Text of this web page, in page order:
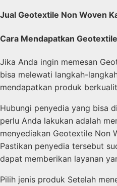
Jual Geotextile Non Woven
Cara Mendapatkan
Jika Anda ingin memesan
bisa melewati langkah-
mendapatkan produk
Hubungi penyedia yang bisa
perlu Anda lakukan adalah
menyediakan Geotextile Non
Pastikan penyedia tersebut
dapat memberikan layanan
Pilih jenis produk Setelah